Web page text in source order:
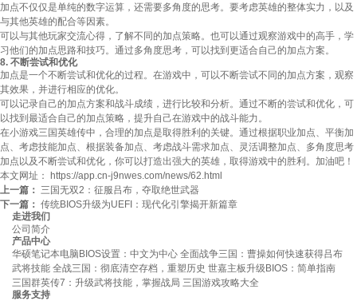
加点不仅仅是单纯的数字运算，还需要多角度的思考。要考虑英雄的整体实力，以及
与其他英雄的配合等因素。
可以与其他玩家交流心得，了解不同的加点策略。也可以通过观察游戏中的高手，学
习他们的加点思路和技巧。通过多角度思考，可以找到更适合自己的加点方案。
8. 不断尝试和优化
加点是一个不断尝试和优化的过程。在游戏中，可以不断尝试不同的加点方案，观察
其效果，并进行相应的优化。
可以记录自己的加点方案和战斗成绩，进行比较和分析。通过不断的尝试和优化，可
以找到最适合自己的加点策略，提升自己在游戏中的战斗能力。
在小游戏三国英雄传中，合理的加点是取得胜利的关键。通过根据职业加点、平衡加
点、考虑技能加点、根据装备加点、考虑战斗需求加点、灵活调整加点、多角度思考
加点以及不断尝试和优化，你可以打造出强大的英雄，取得游戏中的胜利。加油吧！
本文网址： https://app.cn-j9nwes.com/news/62.html
上一篇： 三国无双2：征服吕布，夺取绝世武器
下一篇： 传统BIOS升级为UEFI：现代化引擎揭开新篇章
走进我们
公司简介
产品中心
华硕笔记本电脑BIOS设置：中文为中心 全面战争三国：曹操如何快速获得吕布
武将技能 全战三国：彻底清空存档，重塑历史 世嘉主板升级BIOS：简单指南
三国群英传7：升级武将技能，掌握战局 三国游戏攻略大全
服务支持